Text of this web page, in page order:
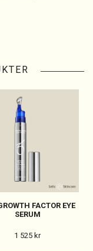
FACTOR EYE
SERUM
1 525 kr